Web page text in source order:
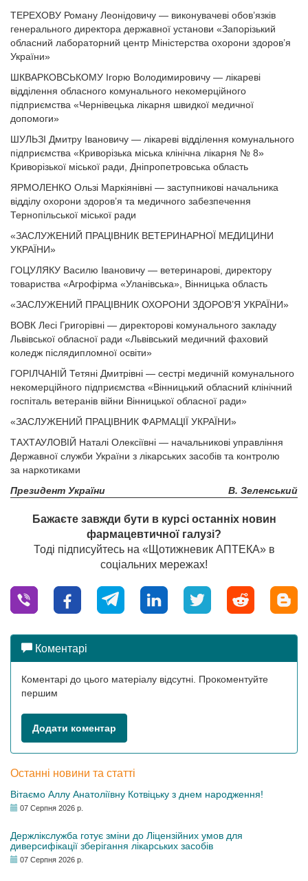
ТЕРЕХОВУ Роману Леонідовичу — виконувачеві обов’язків
генерального директора державної установи «Запорізький
обласний лабораторний центр Міністерства охорони здоров’я
України»
ШКВАРКОВСЬКОМУ Ігорю Володимировичу — лікареві
відділення обласного комунального некомерційного
підприємства «Чернівецька лікарня швидкої медичної
допомоги»
ШУЛЬЗІ Дмитру Івановичу — лікареві відділення комунального
підприємства «Криворізька міська клінічна лікарня № 8»
Криворізької міської ради, Дніпропетровська область
ЯРМОЛЕНКО Ользі Маркіянівні — заступникові начальника
відділу охорони здоров’я та медичного забезпечення
Тернопільської міської ради
«ЗАСЛУЖЕНИЙ ПРАЦІВНИК ВЕТЕРИНАРНОЇ МЕДИЦИНИ
УКРАЇНИ»
ГОЦУЛЯКУ Василю Івановичу — ветеринарові, директору
товариства «Агрофірма «Уланівська», Вінницька область
«ЗАСЛУЖЕНИЙ ПРАЦІВНИК ОХОРОНИ ЗДОРОВ’Я УКРАЇНИ»
ВОВК Лесі Григорівні — директорові комунального закладу
Львівської обласної ради «Львівський медичний фаховий
коледж післядипломної освіти»
ГОРІЛЧАНІЙ Тетяні Дмитрівні — сестрі медичній комунального
некомерційного підприємства «Вінницький обласний клінічний
госпіталь ветеранів війни Вінницької обласної ради»
«ЗАСЛУЖЕНИЙ ПРАЦІВНИК ФАРМАЦІЇ УКРАЇНИ»
ТАХТАУЛОВІЙ Наталі Олексіївні — начальникові управління
Державної служби України з лікарських засобів та контролю
за наркотиками
Президент України
В. Зеленський
Бажаєте завжди бути в курсі останніх новин
фармацевтичної галузі?
Тоді підписуйтесь на «Щотижневик АПТЕКА» в
соціальних мережах!
Коментарі
Коментарі до цього матеріалу відсутні. Прокоментуйте
першим
Додати коментар
Останні новини та статті
Вітаємо Аллу Анатоліївну Котвіцьку з днем народження!
07 Серпня 2026 р.
Держлікслужба готує зміни до Ліцензійних умов для
диверсифікації зберігання лікарських засобів
07 Серпня 2026 р.